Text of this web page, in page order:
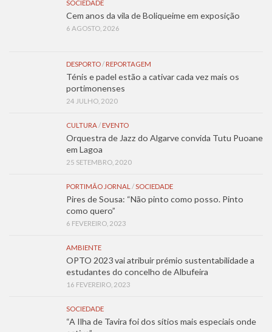
SOCIEDADE
Cem anos da vila de Boliqueime em exposição
6 AGOSTO, 2026
DESPORTO / REPORTAGEM
Ténis e padel estão a cativar cada vez mais os
portimonenses
24 JULHO, 2020
CULTURA / EVENTO
Orquestra de Jazz do Algarve convida Tutu Puoane
em Lagoa
25 SETEMBRO, 2020
PORTIMÃO JORNAL / SOCIEDADE
Pires de Sousa: “Não pinto como posso. Pinto
como quero”
6 FEVEREIRO, 2023
AMBIENTE
OPTO 2023 vai atribuir prémio sustentabilidade a
estudantes do concelho de Albufeira
16 FEVEREIRO, 2023
SOCIEDADE
“A Ilha de Tavira foi dos sítios mais especiais onde